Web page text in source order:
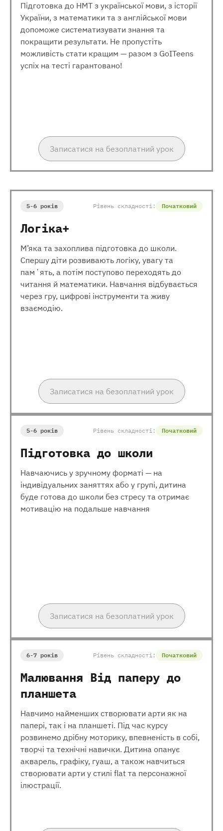
Підготовка до НМТ з української мови, з історії
України, з математики та з англійської мови
допоможе систематизувати знання та
покращити результати. Не пропустіть
можливість стати кращим — разом з GoITeens
успіх на тесті гарантовано!
Записатися на безоплатний урок
5-6 років Рівень складності: Початковий
Логіка+
М’яка та захоплива підготовка до школи.
Спершу діти розвивають логіку, увагу та
памʼять, а потім поступово переходять до
читання й математики. Навчання відбувається
через гру, цифрові інструменти та живу
взаємодію.
Записатися на безоплатний урок
5-6 років Рівень складності: Початковий
Підготовка до школи
Навчаючись у зручному форматі — на
індивідуальних заняттях або у групі, дитина
буде готова до школи без стресу та отримає
мотивацію на подальше навчання
Записатися на безоплатний урок
6-7 років Рівень складності: Початковий
Малювання Від паперу до
планшета
Навчимо найменших створювати арти як на
папері, так і на планшеті. Під час курсу
розвинемо дрібну моторику, впевненість в собі,
творчі та технічні навички. Дитина опанує
акварель, графіку, гуаш, а також навчиться
створювати арти у стилі flat та персонажної
ілюстрації.